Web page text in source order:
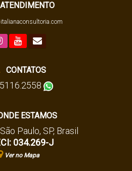
CONTATOS
ESTAMOS
São Paulo, SP, Brasil
034.269-J
Ver no Mapa